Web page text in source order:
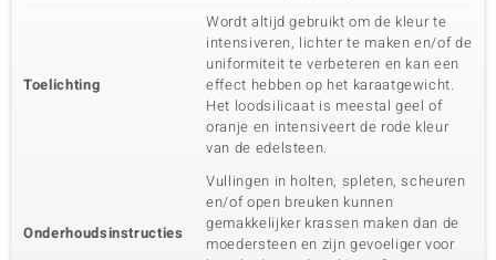
Toelichting
Wordt altijd gebruikt om de kleur te
intensiveren, lichter te maken en/of de
uniformiteit te verbeteren en kan een
effect hebben op het karaatgewicht.
Het loodsilicaat is meestal geel of
oranje en intensiveert de rode kleur
van de edelsteen.
Onderhoudsinstructies
Vullingen in holten, spleten, scheuren
en/of open breuken kunnen
gemakkelijker krassen maken dan de
moedersteen en zijn gevoeliger voor